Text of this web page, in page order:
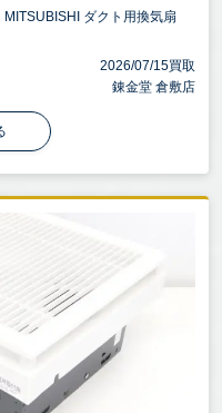
ダクト用換気扇
2026/07/15買取
錬金堂 倉敷店